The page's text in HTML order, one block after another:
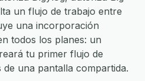
un flujo de trabajo entre
una incorporación
todos los planes: un
tu primer flujo de
una pantalla compartida.